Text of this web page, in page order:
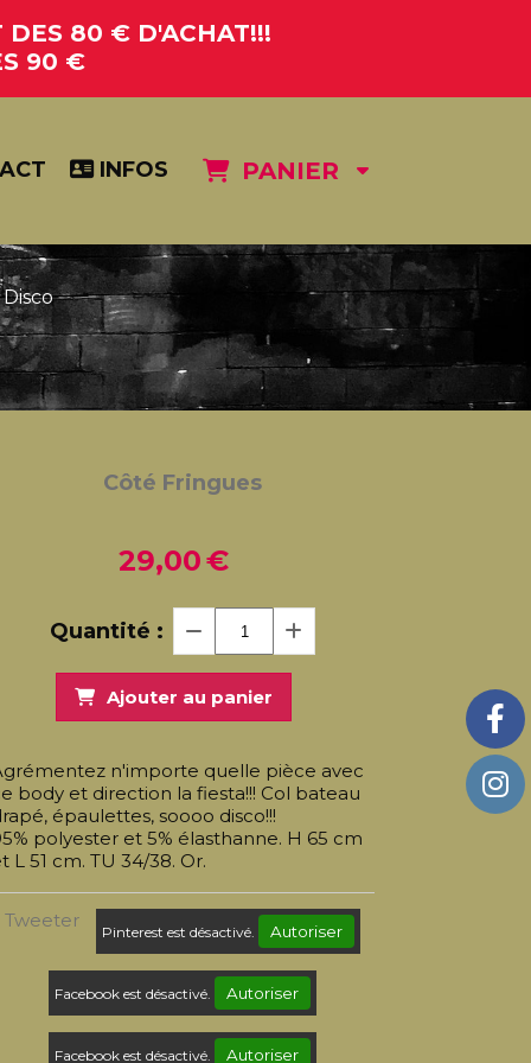
DES 80 € D'ACHAT!!!
90 €
INFOS PANIER
Côté Fringues
29,00€
Quantité :
Ajouter au panier
n'importe quelle pièce avec
body et direction la fiesta!!! Col bateau
épaulettes, soooo disco!!!
polyester et 5% élasthanne. H 65 cm
L 51 cm. TU 34/38. Or.
Tweeter
Pinterest est désactivé. Autoriser
Facebook est désactivé. Autoriser
Facebook est désactivé. Autoriser